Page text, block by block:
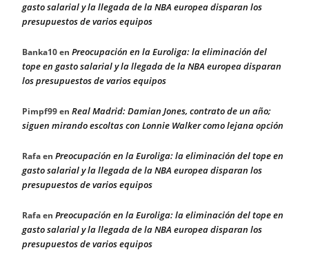
gasto salarial y la llegada de la NBA europea disparan los
presupuestos de varios equipos
Banka10en Preocupación en la Euroliga: la eliminación del
tope en gasto salarial y la llegada de la NBA europea disparan
los presupuestos de varios equipos
Pimpf99en Real Madrid: Damian Jones, contrato de un año;
siguen mirando escoltas con Lonnie Walker como lejana opción
Rafaen Preocupación en la Euroliga: la eliminación del tope en
gasto salarial y la llegada de la NBA europea disparan los
presupuestos de varios equipos
Rafaen Preocupación en la Euroliga: la eliminación del tope en
gasto salarial y la llegada de la NBA europea disparan los
presupuestos de varios equipos